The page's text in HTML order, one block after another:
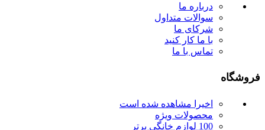
درباره ما
سوالات متداول
شرکای ما
با ما کار کنید
تماس با ما
فروشگاه
اخیرا مشاهده شده است
محصولات ویژه
100 لوازم خانگی برتر